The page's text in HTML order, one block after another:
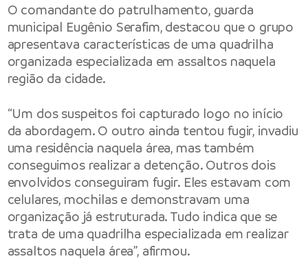
O comandante do patrulhamento, guarda
municipal Eugênio Serafim, destacou que o grupo
apresentava características de uma quadrilha
organizada especializada em assaltos naquela
região da cidade.
“Um dos suspeitos foi capturado logo no início
da abordagem. O outro ainda tentou fugir, invadiu
uma residência naquela área, mas também
conseguimos realizar a detenção. Outros dois
envolvidos conseguiram fugir. Eles estavam com
celulares, mochilas e demonstravam uma
organização já estruturada. Tudo indica que se
trata de uma quadrilha especializada em realizar
assaltos naquela área”, afirmou.